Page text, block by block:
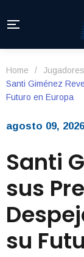
Home / Jugadores
Santi Giménez
Futuro en Europa
agosto 09, 2026
Santi
sus
su